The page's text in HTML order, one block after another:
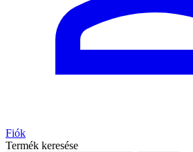
Fiók
Termék keresése